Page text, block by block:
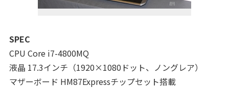
SPEC
CPU Core i7-4800MQ
液晶 17.3インチ（1920×1080ドット、ノングレア）
マザーボード HM87Expressチップセット搭載